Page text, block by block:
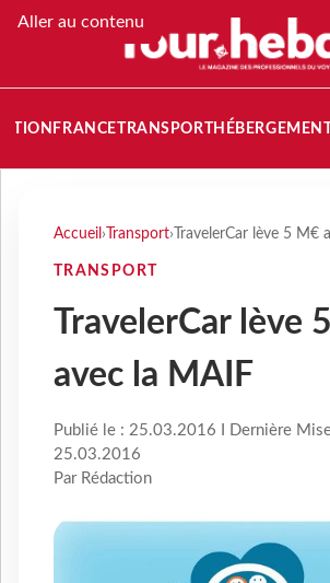
Aller au contenu
FRANCETRANSPORT
Accueil › Transport› TravelerCar lève 5 M€
TRANSPORT
TravelerCar lève
avec la MAIF
Publié le : 25.03.2016 I Dernière
25.03.2016
Par Rédaction